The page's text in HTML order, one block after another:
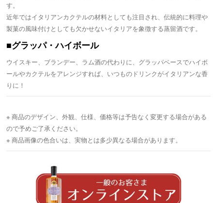
す。
近年ではイタリアンカクテルの材料としても注目され、伝統的に料理や
製菓の風味付けとしても欠かせないイタリアを象徴する蒸留酒です。
■グラッパ・ハイボール
ウイスキー、ブランデー、ラム酒の代わりに、グラッパベースでハイボ
ールやカクテルをアレンジすれば、いつものドリンクがイタリアンな香
りに！
※ 商品のデザイン、外観、仕様、価格等は予告なく変更する場合がある
ので予めご了承ください。
※ 商品画像の色合いは、実物とは多少異なる場合があります。